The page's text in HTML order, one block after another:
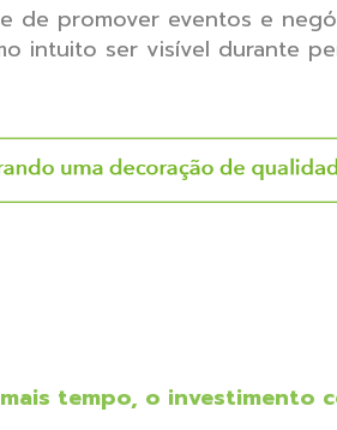
de promover eventos e
intuito ser visível durante
tempo, o investimento